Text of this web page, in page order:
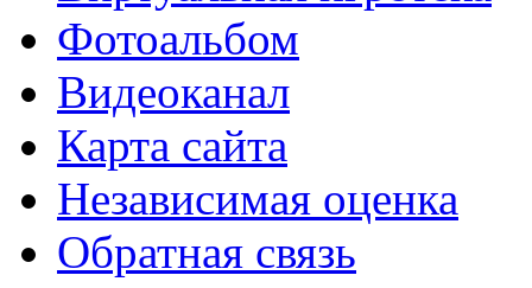
Фотоальбом
Видеоканал
Карта сайта
Независимая оценка
Обратная связь